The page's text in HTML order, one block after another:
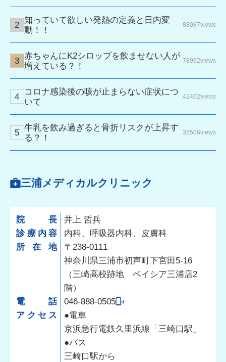
知っていて欲しい発熱の定義と日内変
動！！
88087views
赤ちゃんにK2シロップを飲ませない人が
増えている？！
78992views
コロナ感染後の咳が止まらない症状につ
いて
42462views
牛乳を飲み過ぎると骨折リスクが上昇す
る？！
35506views
三浦メディカルクリニック
院長
井上 哲兵
診療内容
内科、呼吸器内科、皮膚科
所在地
〒238-0111
神奈川県三浦市初声町下宮田5-16
（三崎高校跡地 ベイシア三浦店2
階）
電話
046-888-0505
アクセス
●電車
京浜急行電鉄久里浜線「三崎口駅」
●バス
三崎口駅から